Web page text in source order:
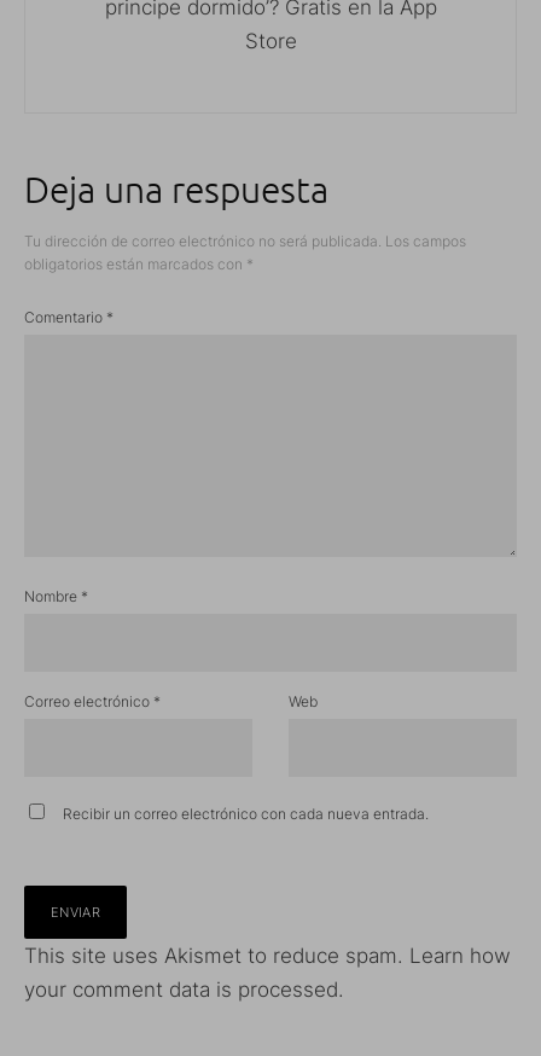
principe dormido’? Gratis en la App
Store
Deja una respuesta
Tu dirección de correo electrónico no será publicada. Los campos
obligatorios están marcados con *
Comentario *
Nombre *
Correo electrónico * Web
Recibir un correo electrónico con cada nueva entrada.
This site uses Akismet to reduce spam. Learn how
your comment data is processed.